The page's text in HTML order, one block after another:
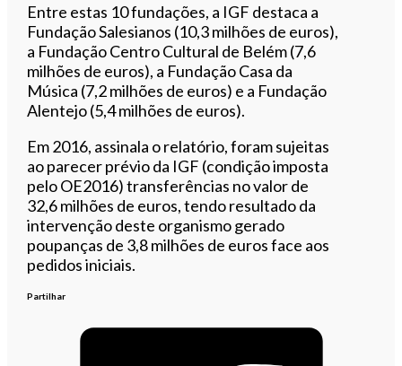
Entre estas 10 fundações, a IGF destaca a
Fundação Salesianos (10,3 milhões de euros),
a Fundação Centro Cultural de Belém (7,6
milhões de euros), a Fundação Casa da
Música (7,2 milhões de euros) e a Fundação
Alentejo (5,4 milhões de euros).
Em 2016, assinala o relatório, foram sujeitas
ao parecer prévio da IGF (condição imposta
pelo OE2016) transferências no valor de
32,6 milhões de euros, tendo resultado da
intervenção deste organismo gerado
poupanças de 3,8 milhões de euros face aos
pedidos iniciais.
Partilhar